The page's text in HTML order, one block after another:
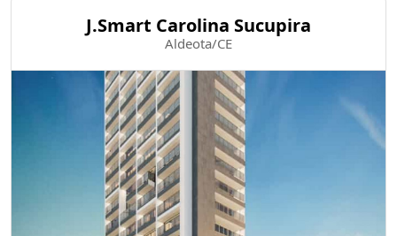
J.Smart Carolina Sucupira
Aldeota/CE